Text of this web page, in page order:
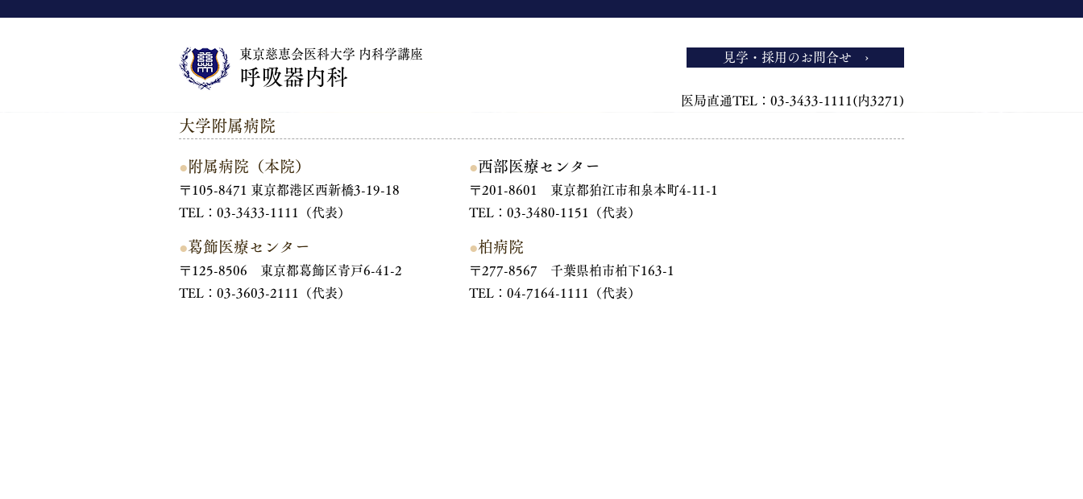
呼吸器内科
東京慈恵会医科大学 内科学講座 見学・採用のお問合せ ›
医局直通TEL：03-3433-1111(内3271)
大学附属病院
● 附属病院（本院）
〒105-8471 東京都港区西新橋3-19-18
TEL：03-3433-1111（代表）
●葛飾医療センター
〒125-8506 東京都葛飾区青戸6-41-2
TEL：03-3603-2111（代表）
●西部医療センター
〒201-8601 東京都狛江市和泉本町4-11-1
TEL：03-3480-1151（代表）
●柏病院
〒277-8567 千葉県柏市柏下163-1
TEL：04-7164-1111（代表）